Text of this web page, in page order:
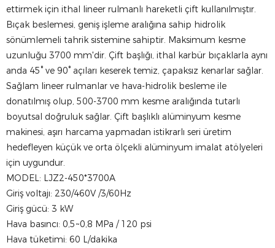
ettirmek için ithal lineer rulmanlı hareketli çift kullanılmıştır.
Bıçak beslemesi, geniş işleme aralığına sahip hidrolik
sönümlemeli tahrik sistemine sahiptir. Maksimum kesme
uzunluğu 3700 mm'dir. Çift başlığı, ithal karbür bıçaklarla aynı
anda 45° ve 90° açıları keserek temiz, çapaksız kenarlar sağlar.
Sağlam lineer rulmanlar ve hava-hidrolik besleme ile
donatılmış olup, 500-3700 mm kesme aralığında tutarlı
boyutsal doğruluk sağlar. Çift başlıklı alüminyum kesme
makinesi, aşırı harcama yapmadan istikrarlı seri üretim
hedefleyen küçük ve orta ölçekli alüminyum imalat atölyeleri
için uygundur.
MODEL: LJZ2-450*3700A
Giriş voltajı: 230/460V /3/60Hz
Giriş gücü: 3 kW
Hava basıncı: 0,5~0,8 MPa / 120 psi
Hava tüketimi: 60 L/dakika